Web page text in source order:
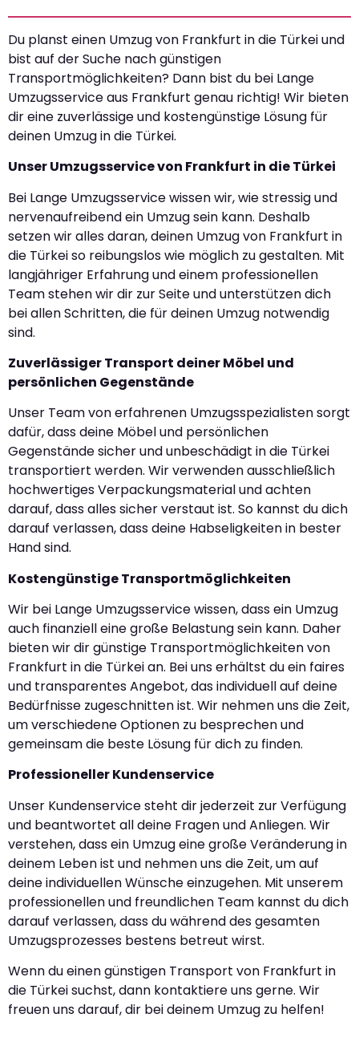
Du planst einen Umzug von Frankfurt in die Türkei und
bist auf der Suche nach günstigen
Transportmöglichkeiten? Dann bist du bei Lange
Umzugsservice aus Frankfurt genau richtig! Wir bieten
dir eine zuverlässige und kostengünstige Lösung für
deinen Umzug in die Türkei.
Unser Umzugsservice von Frankfurt in die Türkei
Bei Lange Umzugsservice wissen wir, wie stressig und
nervenaufreibend ein Umzug sein kann. Deshalb
setzen wir alles daran, deinen Umzug von Frankfurt in
die Türkei so reibungslos wie möglich zu gestalten. Mit
langjähriger Erfahrung und einem professionellen
Team stehen wir dir zur Seite und unterstützen dich
bei allen Schritten, die für deinen Umzug notwendig
sind.
Zuverlässiger Transport deiner Möbel und
persönlichen Gegenstände
Unser Team von erfahrenen Umzugsspezialisten sorgt
dafür, dass deine Möbel und persönlichen
Gegenstände sicher und unbeschädigt in die Türkei
transportiert werden. Wir verwenden ausschließlich
hochwertiges Verpackungsmaterial und achten
darauf, dass alles sicher verstaut ist. So kannst du dich
darauf verlassen, dass deine Habseligkeiten in bester
Hand sind.
Kostengünstige Transportmöglichkeiten
Wir bei Lange Umzugsservice wissen, dass ein Umzug
auch finanziell eine große Belastung sein kann. Daher
bieten wir dir günstige Transportmöglichkeiten von
Frankfurt in die Türkei an. Bei uns erhältst du ein faires
und transparentes Angebot, das individuell auf deine
Bedürfnisse zugeschnitten ist. Wir nehmen uns die Zeit,
um verschiedene Optionen zu besprechen und
gemeinsam die beste Lösung für dich zu finden.
Professioneller Kundenservice
Unser Kundenservice steht dir jederzeit zur Verfügung
und beantwortet all deine Fragen und Anliegen. Wir
verstehen, dass ein Umzug eine große Veränderung in
deinem Leben ist und nehmen uns die Zeit, um auf
deine individuellen Wünsche einzugehen. Mit unserem
professionellen und freundlichen Team kannst du dich
darauf verlassen, dass du während des gesamten
Umzugsprozesses bestens betreut wirst.
Wenn du einen günstigen Transport von Frankfurt in
die Türkei suchst, dann kontaktiere uns gerne. Wir
freuen uns darauf, dir bei deinem Umzug zu helfen!